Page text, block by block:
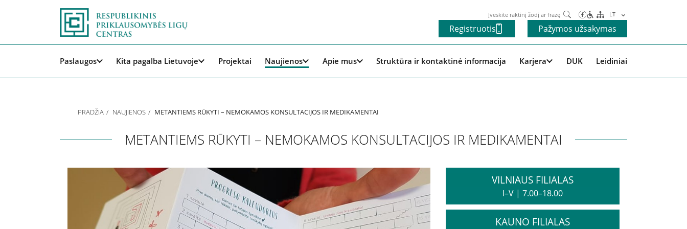
Paieška LT
Registruotis Pažymos užsakymas
Paslaugos Kita pagalba Lietuvoje Projektai Naujienos Apie mus Struktūra ir kontaktinė informacija Karjera DUK Leidiniai
PRADŽIA NAUJIENOS METANTIEMS RŪKYTI – NEMOKAMOS KONSULTACIJOS IR MEDIKAMENTAI
METANTIEMS RŪKYTI – NEMOKAMOS KONSULTACIJOS IR MEDIKAMENTAI
VILNIAUS FILIALAS
I–V | 7.00–18.00
KAUNO FILIALAS